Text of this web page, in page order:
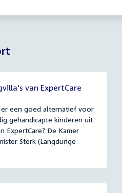
van ExpertCare
een goed alternatief voor
gehandicapte kinderen uit
ExpertCare? De Kamer
Sterk (Langdurige